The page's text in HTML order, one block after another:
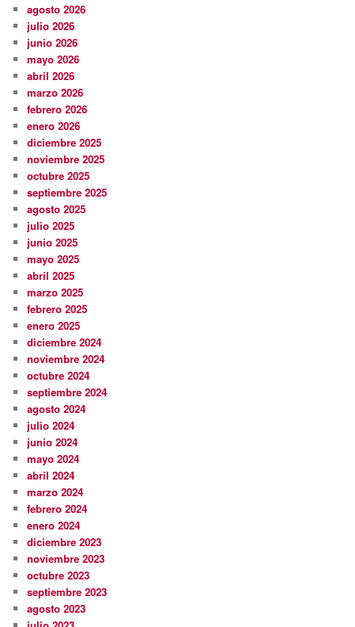
agosto 2026
julio 2026
junio 2026
mayo 2026
abril 2026
marzo 2026
febrero 2026
enero 2026
diciembre 2025
noviembre 2025
octubre 2025
septiembre 2025
agosto 2025
julio 2025
junio 2025
mayo 2025
abril 2025
marzo 2025
febrero 2025
enero 2025
diciembre 2024
noviembre 2024
octubre 2024
septiembre 2024
agosto 2024
julio 2024
junio 2024
mayo 2024
abril 2024
marzo 2024
febrero 2024
enero 2024
diciembre 2023
noviembre 2023
octubre 2023
septiembre 2023
agosto 2023